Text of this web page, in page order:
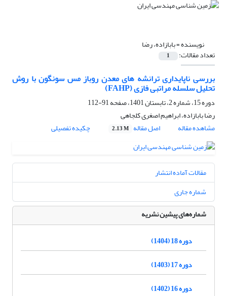
نویسنده =بابازاده، رضا
تعداد مقالات: 1
بررسی ناپایداری ترانشه های معدن روباز مس سونگون با روش
تحلیل سلسله مراتبی فازی (FAHP)
دوره 15، شماره 2، تابستان 1401، صفحه
91-112
رضا بابازاده، ابراهیم اصغری کلجاهی
مشاهده مقاله
اصل مقاله 2.13 M چکیده تفصیلی
مقالات آماده انتشار
شماره جاری
شماره‌های پیشین نشریه
دوره 18 (1404)
دوره 17 (1403)
دوره 16 (1402)